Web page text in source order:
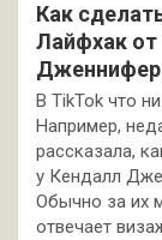
Как
Лайфхак
В TikTok что
Например,
рассказала,
у Кендалл
Обычно за их
отвечает